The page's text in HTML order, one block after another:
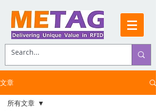
文章
所有文章